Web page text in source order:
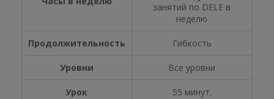
занятий по DELE в
неделю
Продолжительность Гибкость
Уровни Все уровни
Урок 55 минут.